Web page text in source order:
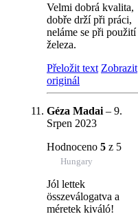
Velmi dobrá kvalita,
dobře drží při práci,
neláme se při použití
železa.
Přeložit text Zobrazit
originál
Géza Madai – 9.
Srpen 2023
Hodnoceno 5 z 5
Hungary
Jól lettek
összeválogatva a
méretek kiváló!